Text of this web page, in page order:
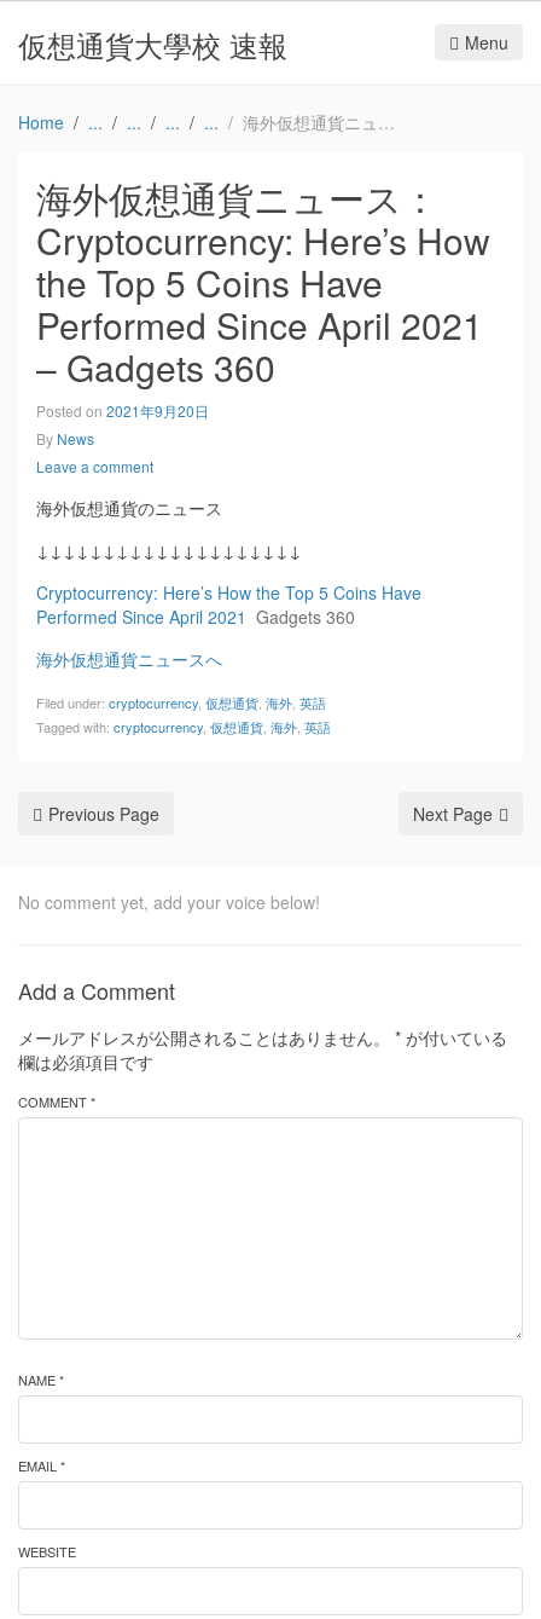
仮想通貨大學校 速報 Menu
Home 海外仮想通貨ニュース：Cryptocurrency: Here’s How the Top 5 Coins Have Performed Since April 2021 – Gadgets 360
海外仮想通貨ニュース：
Cryptocurrency: Here’s How
the Top 5 Coins Have
Performed Since April 2021
– Gadgets 360
Posted on 2021年9月20日
By News
Leave a comment
海外仮想通貨のニュース
↓↓↓↓↓↓↓↓↓↓↓↓↓↓↓↓↓↓↓↓
Cryptocurrency: Here’s How the Top 5 Coins Have
Performed Since April 2021 Gadgets 360
海外仮想通貨ニュースへ
Filed under: cryptocurrency 仮想通貨 海外 英語
Tagged with: cryptocurrency 仮想通貨 海外 英語
Previous Page Next Page
No comment yet, add your voice below!
Add a Comment
メールアドレスが公開されることはありません。 * が付いている
欄は必須項目です
COMMENT *
NAME *
EMAIL *
WEBSITE